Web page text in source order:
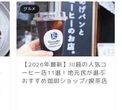
グルメ
【2026年最新】川越の人気コ
ーヒー店11選！地元民が選ぶ
おすすめ珈琲ショップ/喫茶店